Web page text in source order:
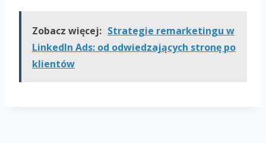
Zobacz więcej: Strategie remarketingu w
LinkedIn Ads: od odwiedzających stronę po
klientów